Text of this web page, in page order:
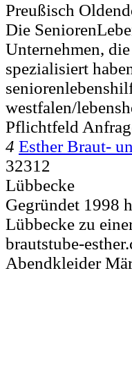
Preußisch
Die
Unternehmen,
spezialisiert
westfalen/
Pflichtfeld
4 Esther Braut-
32312
Lübbecke
Gegründet 1998
Lübbecke zu
brautstube-
Abendkleider